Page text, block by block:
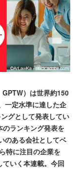
）は世界約150
一定水準に達した企
グとして発表してい
ランキング発表を
のある会社としてベ
特に注目の企業を
いく本連載。今回